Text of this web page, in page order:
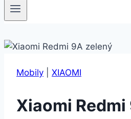
Mobily XIAOMI
Xiaomi